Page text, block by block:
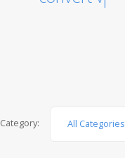
Category: All Categories